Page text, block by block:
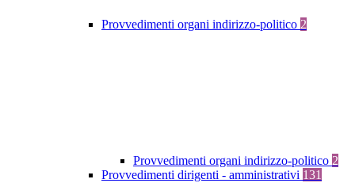
Provvedimenti organi indirizzo-politico 2
Provvedimenti organi indirizzo-politico 2
Provvedimenti dirigenti - amministrativi 131